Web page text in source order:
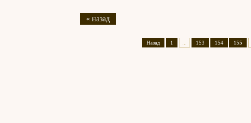
« назад
Назад 1 153 154 155